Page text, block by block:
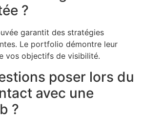
?
garantit des stratégies
Le portfolio démontre leur
vos objectifs de visibilité.
poser lors du
avec une
?